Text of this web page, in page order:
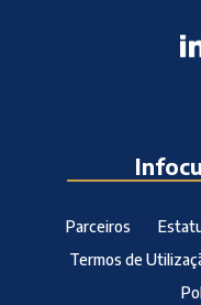
Parceiros
Termos de